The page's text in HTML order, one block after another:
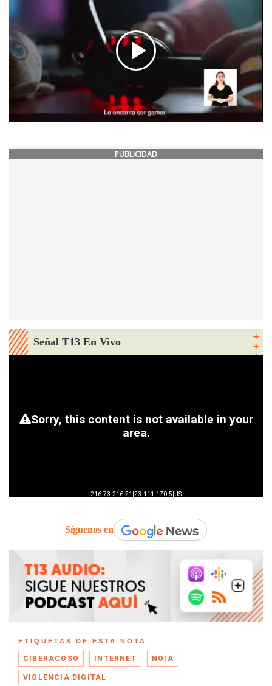
PUBLICIDAD
Señal T13 En Vivo
Síguenos en
ETIQUETAS DE ESTA NOTA
CIBERACOSO INTERNET NOIA
VIOLENCIA DIGITAL